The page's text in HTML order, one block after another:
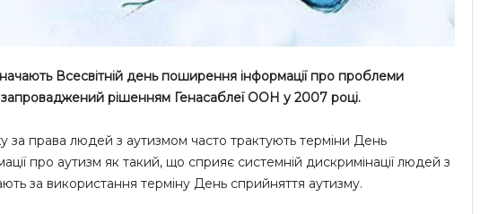
Всесвітній день поширення інформації про проблеми
рішенням Генасаблеї ООН у 2007 році.
за права людей з аутизмом часто трактують терміни День
про аутизм як такий, що сприяє системній дискримінації людей з
за використання терміну День сприйняття аутизму.